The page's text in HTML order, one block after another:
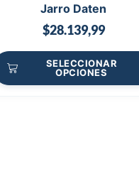
Jarro Daten
$28.139,99
SELECCIONAR
OPCIONES